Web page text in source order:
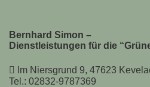
Bernhard Simon –
Dienstleistungen für die
Im Niersgrund 9, 47623
Tel.: 02832-9787369